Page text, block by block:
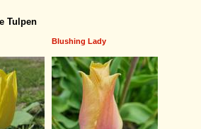
Tulpen
Blushing Lady